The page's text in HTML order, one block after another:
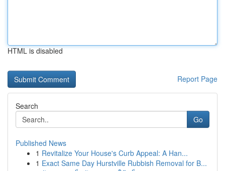
HTML is disabled
Report Page
Search
Go
Published News
1 Revitalize Your House's Curb Appeal: A Han...
1 Exact Same Day Hurstville Rubbish Removal for B...